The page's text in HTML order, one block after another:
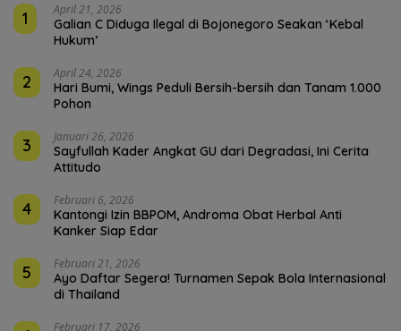
1
April 21, 2026
Galian C Diduga Ilegal di Bojonegoro Seakan ‘Kebal
Hukum’
2 April 24, 2026
Hari Bumi, Wings Peduli Bersih-bersih dan Tanam 1.000
Pohon
3 Januari 26, 2026
Sayfullah Kader Angkat GU dari Degradasi, Ini Cerita
Attitudo
4 Februari 6, 2026
Kantongi Izin BBPOM, Androma Obat Herbal Anti
Kanker Siap Edar
5 Februari 21, 2026
Ayo Daftar Segera! Turnamen Sepak Bola Internasional
di Thailand
Februari 17, 2026